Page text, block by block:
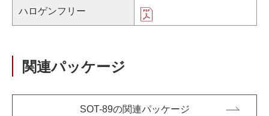
ハロゲンフリー
関連パッケージ
SOT-89の関連パッケージ